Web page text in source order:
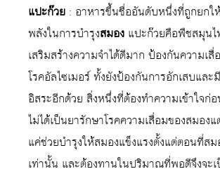
แปะก๊วย : อาหารขึ้นชื่ออันดับหนึ่งที่ถูกยกใ
พลังในการบำรุงสมอง แปะก๊วยคือพืชสมุน
เสริมสร้างความจำได้ดีมาก ป้องกันความเสื่
โรคอัลไซเมอร์ ทั้งยังป้องกันการอักเสบแล
อิสระอีกด้วย สิ่งหนึ่งที่ต้องทำความเข้าใจก่
ไม่ได้เป็นยารักษาโรคความเสื่อมของสมองแ
แค่ช่วยบำรุงให้สมองแข็งแรงตั้งแต่ตอนที่ส
เท่านั้น และต้องทานในปริมาณที่พอดีจึงจะ